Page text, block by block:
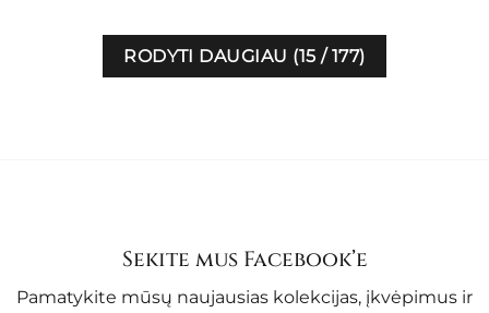
RODYTI DAUGIAU (15 / 177)
Sekite mus Facebook’e
Pamatykite mūsų naujausias kolekcijas, įkvėpimus ir